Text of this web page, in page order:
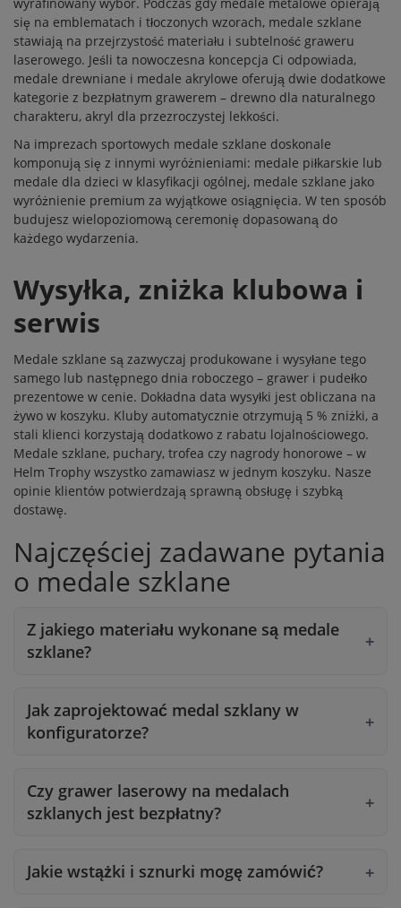
się na emblematach i tłoczonych wzorach, medale szklane
stawiają na przejrzystość materiału i subtelność graweru
laserowego. Jeśli ta nowoczesna koncepcja Ci odpowiada,
medale drewniane i medale akrylowe oferują dwie dodatkowe
kategorie z bezpłatnym grawerem – drewno dla naturalnego
charakteru, akryl dla przezroczystej lekkości.
Na imprezach sportowych medale szklane doskonale
komponują się z innymi wyróżnieniami: medale piłkarskie lub
medale dla dzieci w klasyfikacji ogólnej, medale szklane jako
wyróżnienie premium za wyjątkowe osiągnięcia. W ten sposób
budujesz wielopoziomową ceremonię dopasowaną do
każdego wydarzenia.
Wysyłka, zniżka klubowa i
serwis
Medale szklane są zazwyczaj produkowane i wysyłane tego
samego lub następnego dnia roboczego – grawer i pudełko
prezentowe w cenie. Dokładna data wysyłki jest obliczana na
żywo w koszyku. Kluby automatycznie otrzymują 5 % zniżki, a
stali klienci korzystają dodatkowo z rabatu lojalnościowego.
Medale szklane, puchary, trofea czy nagrody honorowe – w
Helm Trophy wszystko zamawiasz w jednym koszyku. Nasze
opinie klientów potwierdzają sprawną obsługę i szybką
dostawę.
Najczęściej zadawane pytania
o medale szklane
Z jakiego materiału wykonane są medale
szklane?
Jak zaprojektować medal szklany w
konfiguratorze?
Czy grawer laserowy na medalach
szklanych jest bezpłatny?
Jakie wstążki i sznurki mogę zamówić?